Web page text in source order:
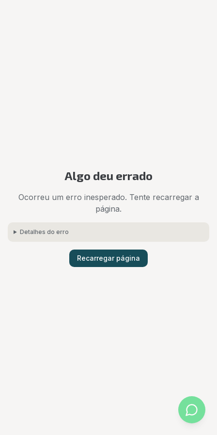
Algo deu errado
Ocorreu um erro inesperado. Tente recarregar a
página.
Detalhes do erro
Recarregar página